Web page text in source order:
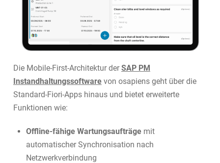
Die Mobile-First-Architektur derSAP PM
Instandhaltungssoftwarevon osapiens geht über die
Standard-Fiori-Apps hinaus und bietet erweiterte
Funktionen wie:
Offline-fähige Wartungsaufträge mit
automatischer Synchronisation nach
Netzwerkverbindung